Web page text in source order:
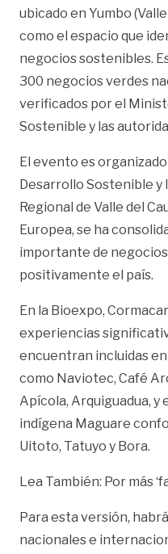
ubicado en Yumbo
como el espacio que
negocios sostenibles.
300 negocios verdes
verificados por el
Sostenible y las
El evento es
Desarrollo Sostenible
Regional de Valle del
Europea, se ha
importante de
positivamente el país.
En la Bioexpo,
experiencias
encuentran incluidas
como Naviotec, Café
Apícola, Arquiguadua,
indígena Maguare
Uitoto, Tatuyo y Bora.
Lea También: Por más
Para esta versión,
nacionales e